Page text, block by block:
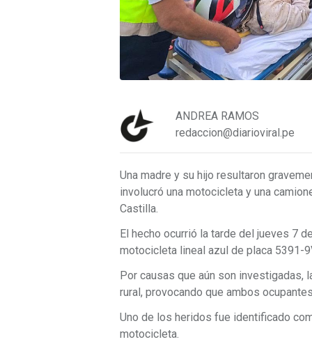
ANDREA RAMOS
redaccion@diarioviral.pe
Una madre y su hijo resultaron
involucró una motocicleta y una
Castilla.
El hecho ocurrió la tarde del jueves 7
motocicleta lineal azul de placa 5391-
Por causas que aún son investigadas,
rural, provocando que ambos
Uno de los heridos fue identificado
motocicleta.